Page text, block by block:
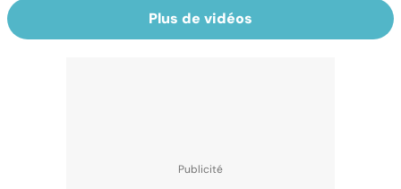
Plus de vidéos